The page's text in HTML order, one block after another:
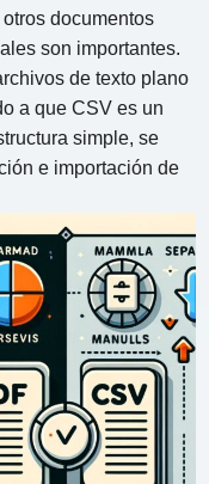
documentos
son importantes.
de texto plano
a que CSV es un
simple, se
e importación de